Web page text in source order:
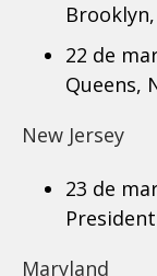
Brooklyn,
22 de
Queens,
New Jersey
23 de
Maryland